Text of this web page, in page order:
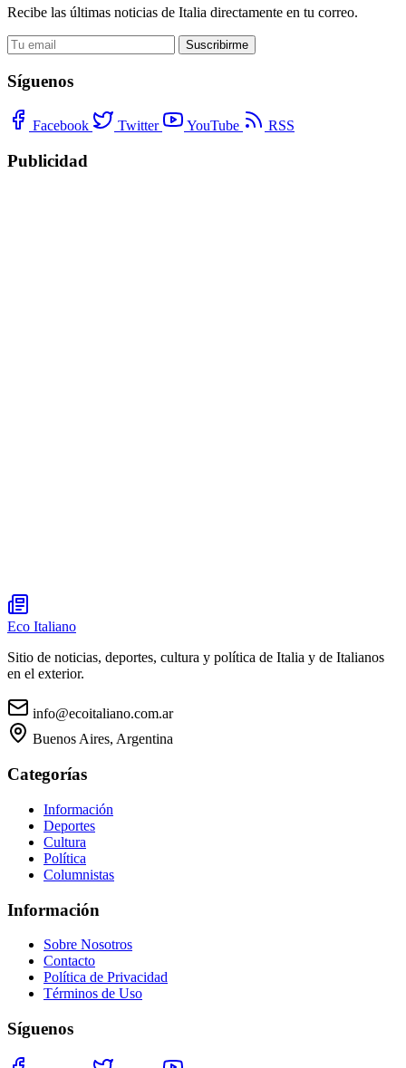
Recibe las últimas noticias de Italia directamente en tu correo.
Suscribirme
Síguenos
Facebook Twitter YouTube RSS
Publicidad
Eco Italiano
Sitio de noticias, deportes, cultura y política de Italia y de Italianos
en el exterior.
info@ecoitaliano.com.ar
Buenos Aires, Argentina
Categorías
Información
Deportes
Cultura
Política
Columnistas
Información
Sobre Nosotros
Contacto
Política de Privacidad
Términos de Uso
Síguenos